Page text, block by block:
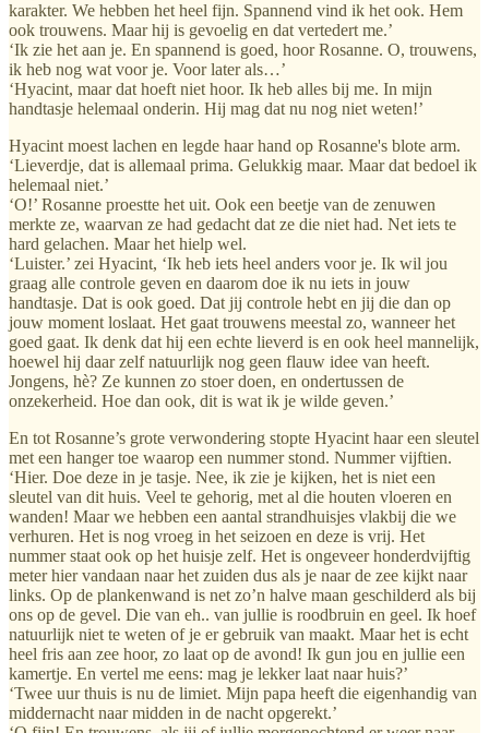
karakter. We hebben het heel fijn. Spannend vind ik het ook. Hem
ook trouwens. Maar hij is gevoelig en dat vertedert me.’
‘Ik zie het aan je. En spannend is goed, hoor Rosanne. O, trouwens,
ik heb nog wat voor je. Voor later als…’
‘Hyacint, maar dat hoeft niet hoor. Ik heb alles bij me. In mijn
handtasje helemaal onderin. Hij mag dat nu nog niet weten!’
Hyacint moest lachen en legde haar hand op Rosanne's blote arm.
‘Lieverdje, dat is allemaal prima. Gelukkig maar. Maar dat bedoel ik
helemaal niet.’
‘O!’ Rosanne proestte het uit. Ook een beetje van de zenuwen
merkte ze, waarvan ze had gedacht dat ze die niet had. Net iets te
hard gelachen. Maar het hielp wel.
‘Luister.’ zei Hyacint, ‘Ik heb iets heel anders voor je. Ik wil jou
graag alle controle geven en daarom doe ik nu iets in jouw
handtasje. Dat is ook goed. Dat jij controle hebt en jij die dan op
jouw moment loslaat. Het gaat trouwens meestal zo, wanneer het
goed gaat. Ik denk dat hij een echte lieverd is en ook heel mannelijk,
hoewel hij daar zelf natuurlijk nog geen flauw idee van heeft.
Jongens, hè? Ze kunnen zo stoer doen, en ondertussen de
onzekerheid. Hoe dan ook, dit is wat ik je wilde geven.’
En tot Rosanne’s grote verwondering stopte Hyacint haar een sleutel
met een hanger toe waarop een nummer stond. Nummer vijftien.
‘Hier. Doe deze in je tasje. Nee, ik zie je kijken, het is niet een
sleutel van dit huis. Veel te gehorig, met al die houten vloeren en
wanden! Maar we hebben een aantal strandhuisjes vlakbij die we
verhuren. Het is nog vroeg in het seizoen en deze is vrij. Het
nummer staat ook op het huisje zelf. Het is ongeveer honderdvijftig
meter hier vandaan naar het zuiden dus als je naar de zee kijkt naar
links. Op de plankenwand is net zo’n halve maan geschilderd als bij
ons op de gevel. Die van eh.. van jullie is roodbruin en geel. Ik hoef
natuurlijk niet te weten of je er gebruik van maakt. Maar het is echt
heel fris aan zee hoor, zo laat op de avond! Ik gun jou en jullie een
kamertje. En vertel me eens: mag je lekker laat naar huis?’
‘Twee uur thuis is nu de limiet. Mijn papa heeft die eigenhandig van
middernacht naar midden in de nacht opgerekt.’